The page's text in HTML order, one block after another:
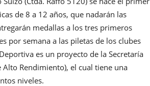
de 8 a 12 años, que nadarán las
medallas a los tres primeros
por semana a las piletas de los clubes
es un proyecto de la Secretaría
Alto Rendimiento), el cual tiene una
niveles.